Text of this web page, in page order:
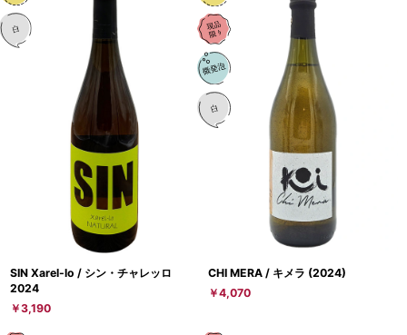
SIN Xarel-lo / シン・チャレッロ
2024
￥3,190
CHI MERA / キメラ (2024)
￥4,070